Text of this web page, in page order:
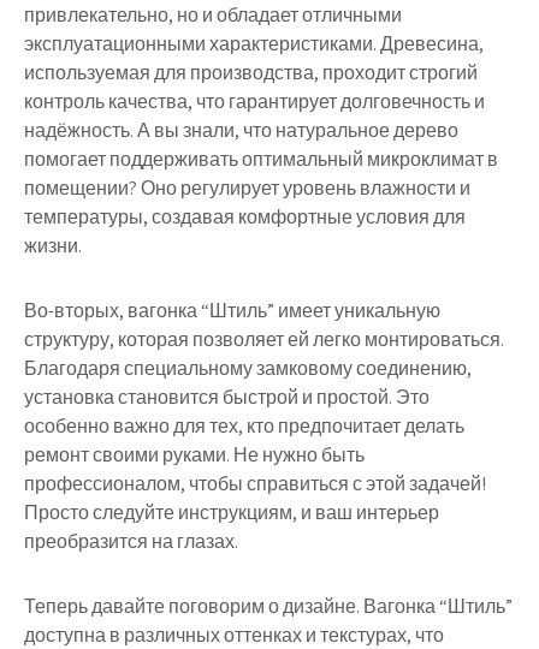
привлекательно, но и обладает отличными
эксплуатационными характеристиками. Древесина,
используемая для производства, проходит строгий
контроль качества, что гарантирует долговечность и
надёжность. А вы знали, что натуральное дерево
помогает поддерживать оптимальный микроклимат в
помещении? Оно регулирует уровень влажности и
температуры, создавая комфортные условия для
жизни.
Во-вторых, вагонка “Штиль” имеет уникальную
структуру, которая позволяет ей легко монтироваться.
Благодаря специальному замковому соединению,
установка становится быстрой и простой. Это
особенно важно для тех, кто предпочитает делать
ремонт своими руками. Не нужно быть
профессионалом, чтобы справиться с этой задачей!
Просто следуйте инструкциям, и ваш интерьер
преобразится на глазах.
Теперь давайте поговорим о дизайне. Вагонка “Штиль”
доступна в различных оттенках и текстурах, что